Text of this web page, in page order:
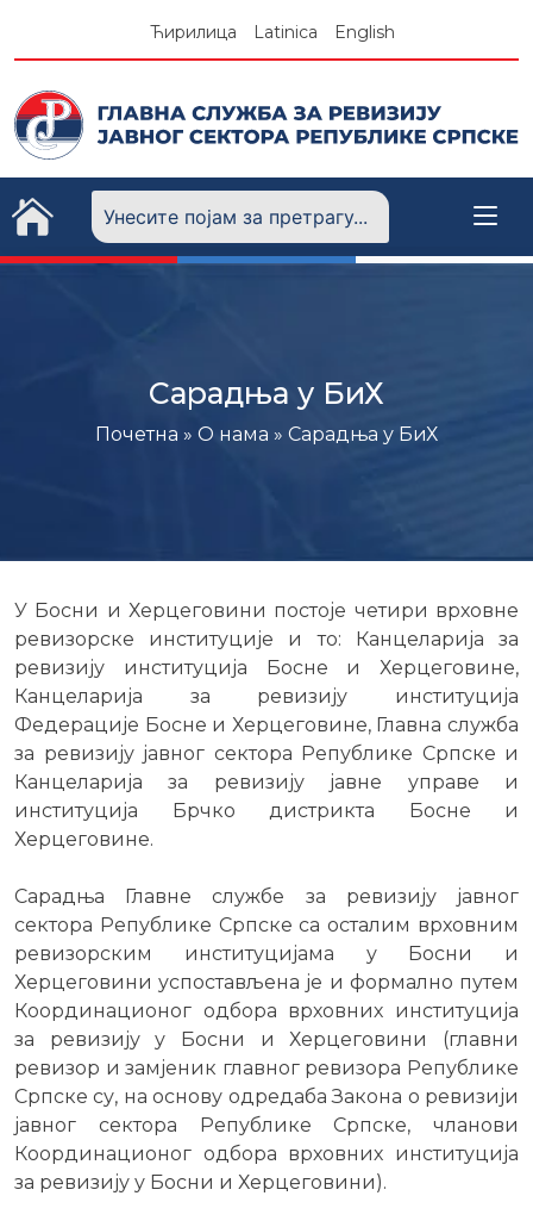
Ћирилица Latinica English
Сарадња у БиХ
Почетна » О нама » Сарадња у БиХ
У Босни и Херцеговини постоје четири врховне
ревизорске институције и то: Канцеларија за
ревизију институција Босне и Херцеговине,
Канцеларија за ревизију институција
Федерације Босне и Херцеговине, Главна служба
за ревизију јавног сектора Републике Српске и
Канцеларија за ревизију јавне управе и
институција Брчко дистрикта Босне и
Херцеговине.
Сарадња Главне службе за ревизију јавног
сектора Републике Српске са осталим врховним
ревизорским институцијама у Босни и
Херцеговини успостављена је и формално путем
Координационог одбора врховних институција
за ревизију у Босни и Херцеговини (главни
ревизор и замјеник главног ревизора Републике
Српске су, на основу одредаба Закона о ревизији
јавног сектора Републике Српске, чланови
Координационог одбора врховних институција
за ревизију у Босни и Херцеговини).